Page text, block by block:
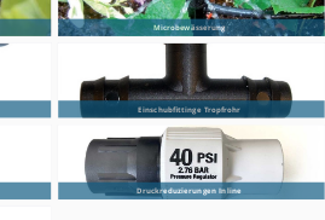
Einschubfittinge Tropfrohr
Microbewässerung
Druckreduzierungen Inline